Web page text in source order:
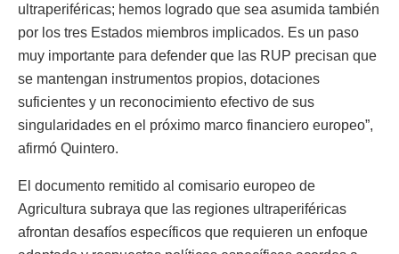
ultraperiféricas; hemos logrado que sea asumida también
por los tres Estados miembros implicados. Es un paso
muy importante para defender que las RUP precisan que
se mantengan instrumentos propios, dotaciones
suficientes y un reconocimiento efectivo de sus
singularidades en el próximo marco financiero europeo”,
afirmó Quintero.
El documento remitido al comisario europeo de
Agricultura subraya que las regiones ultraperiféricas
afrontan desafíos específicos que requieren un enfoque